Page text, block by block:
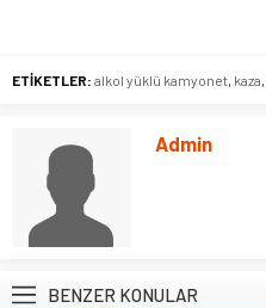
ETİKETLER: alkol yüklü kamyonet, kaza,
Admin
BENZER KONULAR